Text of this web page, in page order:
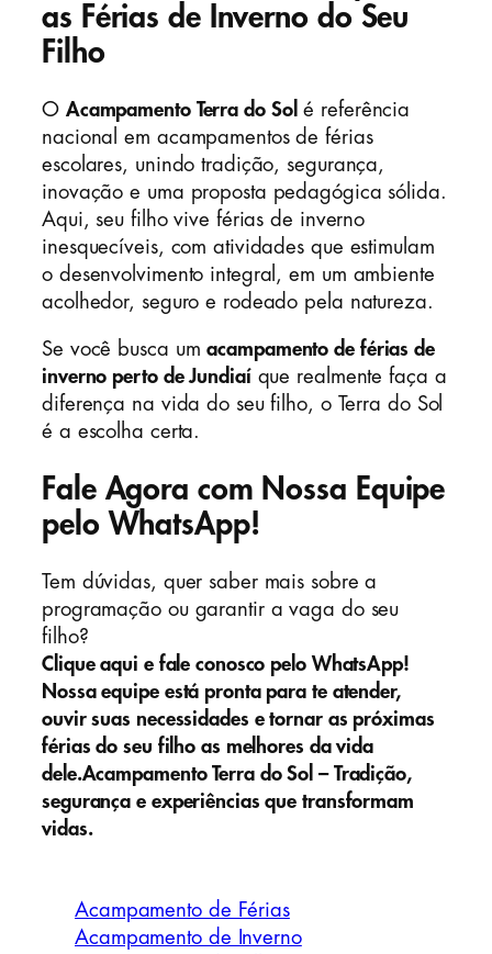
as Férias de Inverno do Seu
Filho
O Acampamento Terra do Sol é referência
nacional em acampamentos de férias
escolares, unindo tradição, segurança,
inovação e uma proposta pedagógica sólida.
Aqui, seu filho vive férias de inverno
inesquecíveis, com atividades que estimulam
o desenvolvimento integral, em um ambiente
acolhedor, seguro e rodeado pela natureza.
Se você busca umacampamento de férias de
inverno perto de Jundiaíque realmente faça a
diferença na vida do seu filho, o Terra do Sol
é a escolha certa.
Fale Agora com Nossa Equipe
pelo WhatsApp!
Tem dúvidas, quer saber mais sobre a
programação ou garantir a vaga do seu
filho?
Clique aqui e fale conosco pelo WhatsApp!
Nossa equipe está pronta para te atender,
ouvir suas necessidades e tornar as próximas
férias do seu filho as melhores da vida
dele.Acampamento Terra do Sol – Tradição,
segurança e experiências que transformam
vidas.
Acampamento de Férias
Acampamento de Inverno